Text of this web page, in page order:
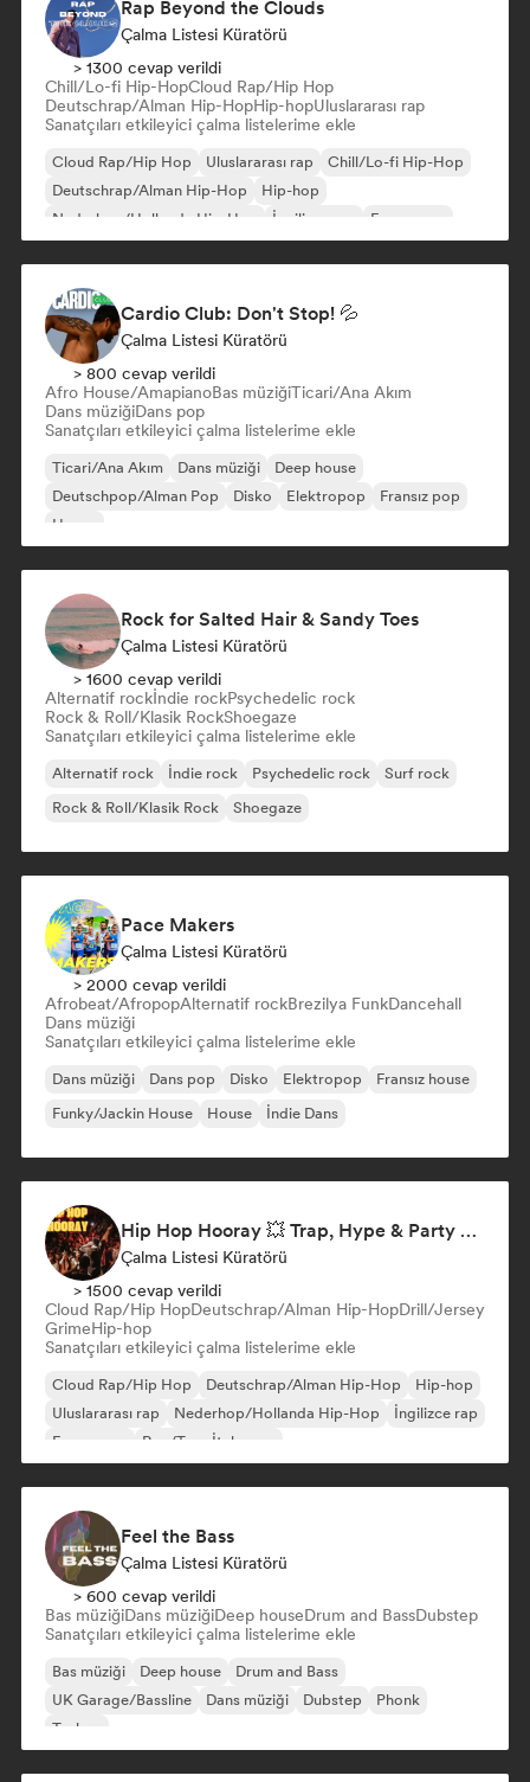
Rap Beyond the Clouds
Çalma Listesi Küratörü
> 1300 cevap verildi
Chill/Lo-fi Hip-HopCloud Rap/Hip Hop
Deutschrap/Alman Hip-HopHip-hopUluslararası rap
Sanatçıları etkileyici çalma listelerime ekle
Cloud Rap/Hip Hop Uluslararası rap
Chill/Lo-fi Hip-Hop
Deutschrap/Alman Hip-Hop
Hip-hop
Nederhop/Hollanda Hip-Hop
İngilizce rap Fransız rap
Cardio Club: Don't Stop! 💦
Çalma Listesi Küratörü
> 800 cevap verildi
Afro House/AmapianoBas müziğiTicari/Ana Akım
Dans müziğiDans pop
Sanatçıları etkileyici çalma listelerime ekle
Ticari/Ana Akım Dans müziği
Deep house
Deutschpop/Alman Pop
Disko Elektropop
Fransız pop
House
Rock for Salted Hair & Sandy Toes
Çalma Listesi Küratörü
> 1600 cevap verildi
Alternatif rockİndie rockPsychedelic rock
Rock & Roll/Klasik RockShoegaze
Sanatçıları etkileyici çalma listelerime ekle
Alternatif rock İndie rock Psychedelic rock
Surf rock
Rock & Roll/Klasik Rock
Shoegaze
Pace Makers
Çalma Listesi Küratörü
> 2000 cevap verildi
Afrobeat/AfropopAlternatif rockBrezilya FunkDancehall
Dans müziği
Sanatçıları etkileyici çalma listelerime ekle
Dans müziği Dans pop Disko Elektropop
Fransız house
Funky/Jackin House
House İndie Dans
Hip Hop Hooray 💥 Trap, Hype & Party Rap Bangers
Çalma Listesi Küratörü
> 1500 cevap verildi
Cloud Rap/Hip HopDeutschrap/Alman Hip-HopDrill/Jersey
GrimeHip-hop
Sanatçıları etkileyici çalma listelerime ekle
Cloud Rap/Hip Hop Deutschrap/Alman Hip-Hop
Hip-hop
Uluslararası rap
Nederhop/Hollanda Hip-Hop
İngilizce rap
Fransız rap
Rap/Trap İtalyanca
Feel the Bass
Çalma Listesi Küratörü
> 600 cevap verildi
Bas müziğiDans müziğiDeep houseDrum and BassDubstep
Sanatçıları etkileyici çalma listelerime ekle
Bas müziği Deep house
Drum and Bass
UK Garage/Bassline
Dans müziği Dubstep
Phonk
Techno